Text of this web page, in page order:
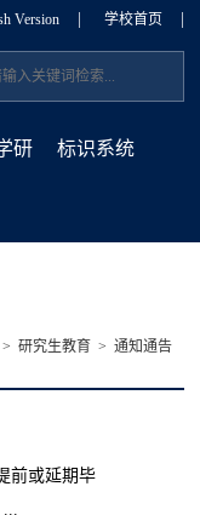
Version 学校首页
研 标识系统
> 研究生教育 > 通知通告
前或延期毕
...